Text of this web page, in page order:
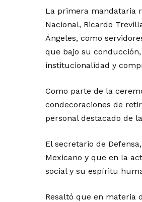
La primera mandataria
Nacional, Ricardo
Ángeles, como
que bajo su
institucionalidad y
Como parte de la
condecoraciones de
personal destacado de
El secretario de
Mexicano y que en la
social y su espíritu
Resaltó que en materia